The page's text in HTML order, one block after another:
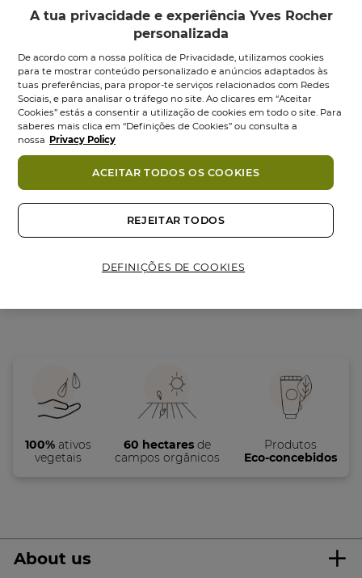
Lisos Champô
Alisante - 300 ml
ml
4.3
Adicionar
Disciplinante...
Frasco 100 ml
4.3
em
3
análises
12,95 €
Adicionar
100%ativos
vegetais
60 hectares de
campos orgânicos
Produtos
Eco-concebidos
About us
A tua privacidade e experiência Yves Rocher
personalizada
De acordo com a nossa política de Privacidade, utilizamos cookies
para te mostrar conteúdo personalizado e anúncios adaptados às
tuas preferências, para propor-te serviços relacionados com Redes
Sociais, e para analisar o tráfego no site. Ao clicares em “Aceitar
Cookies” estás a consentir a utilização de cookies em todo o site. Para
saberes mais clica em “Definições de Cookies” ou consulta a
nossa Privacy Policy
DEFINIÇÕES DE COOKIES
REJEITAR TODOS
ACEITAR TODOS OS COOKIES